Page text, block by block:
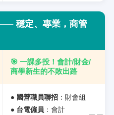
穩定、專業，商管
🎯 一課多投！會計/財金/
商學新生的不敗出路
● 國營職員聯招：財會組
● 台電僱員 ：會計